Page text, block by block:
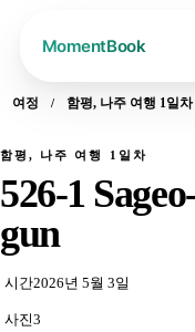
여정 함평, 나주 여행 1일차
함평, 나주 여행 1일차
526-1
gun
시간2026년 5월 3일
사진3